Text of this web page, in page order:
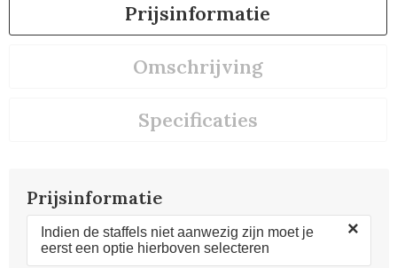
Prijsinformatie
Omschrijving
Specificaties
Prijsinformatie
Indien de staffels niet aanwezig zijn moet je
eerst een optie hierboven selecteren
×